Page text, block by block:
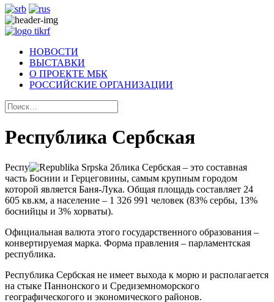
НОВОСТИ
ВЫСТАВКИ
О ПРОЕКТЕ МБК
РОССИЙСКИЕ ОРГАНИЗАЦИИ
Республика Сербская
Респу
блика Сербская – это составная
часть Боснии и Герцеговины, самым крупным городом
которой является Баня-Лука. Общая площадь составляет 24
605 кв.км, а население – 1 326 991 человек (83% сербы, 13%
боснийцы и 3% хорваты).
Официальная валюта этого государственного образования –
конвертируемая марка. Форма правления – парламентская
республика.
Республика Сербская не имеет выхода к морю и располагается
на стыке Паннонского и Средиземноморского
географическогого и экономического районов.